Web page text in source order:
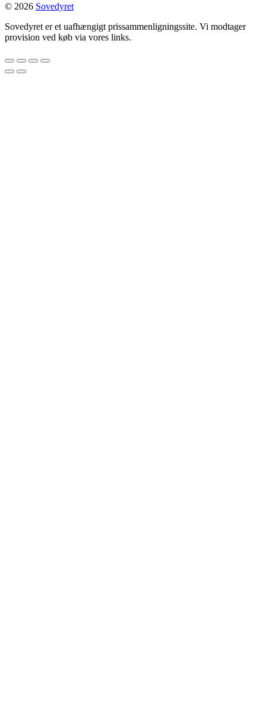
© 2026 Sovedyret
Sovedyret er et uafhængigt prissammenligningssite. Vi modtager
provision ved køb via vores links.